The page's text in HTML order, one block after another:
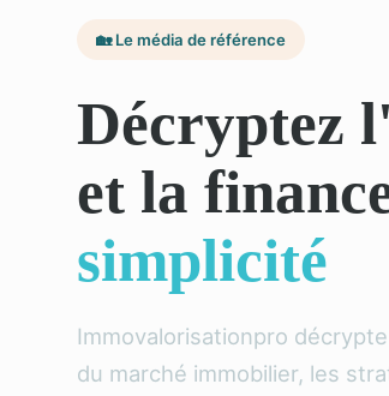
🏡 Le média de référence
Décryptez
et la
simplicité
Immovalorisationpro
du marché immobilier, les